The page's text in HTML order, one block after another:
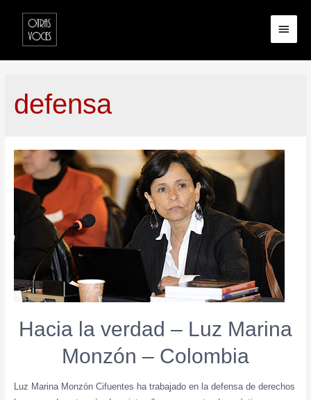
defensa
Hacia la verdad – Luz Marina
Monzón – Colombia
Luz Marina Monzón Cifuentes ha trabajado en la defensa de derechos